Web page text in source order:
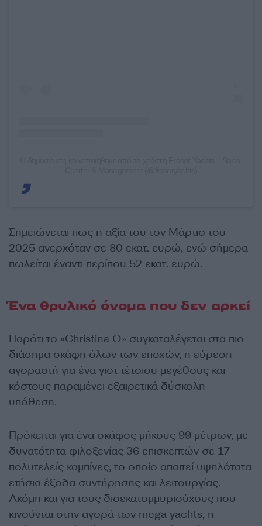
Σημειώνεται πως η αξία του τον Μάρτιο του
2025 ανερχόταν σε 80 εκατ. ευρώ, ενώ σήμερα
πωλείται έναντι περίπου 52 εκατ. ευρώ.
Ένα θρυλικό όνομα που δεν αρκεί
Παρότι το «Christina O» συγκαταλέγεται στα πιο
διάσημα σκάφη όλων των εποχών, η εύρεση
αγοραστή για ένα γιοτ τέτοιου μεγέθους και
κόστους παραμένει εξαιρετικά δύσκολη
υπόθεση.
Πρόκειται για ένα σκάφος μήκους 99 μέτρων, με
δυνατότητα φιλοξενίας 36 επισκεπτών σε 17
πολυτελείς καμπίνες, το οποίο απαιτεί υψηλότατα
ετήσια έξοδα συντήρησης και λειτουργίας.
Ακόμη και για τους δισεκατομμυριούχους που
κινούνται στην αγορά των mega yachts, η